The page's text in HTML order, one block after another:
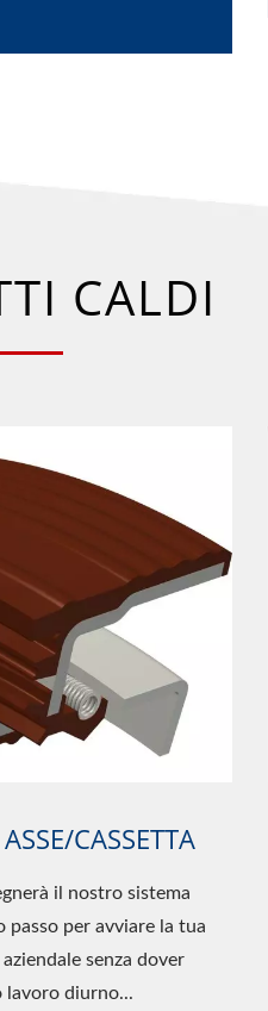
CALDI
CASSETTA
il nostro sistema
passo per avviare la tua
senza dover
lavoro diurno...